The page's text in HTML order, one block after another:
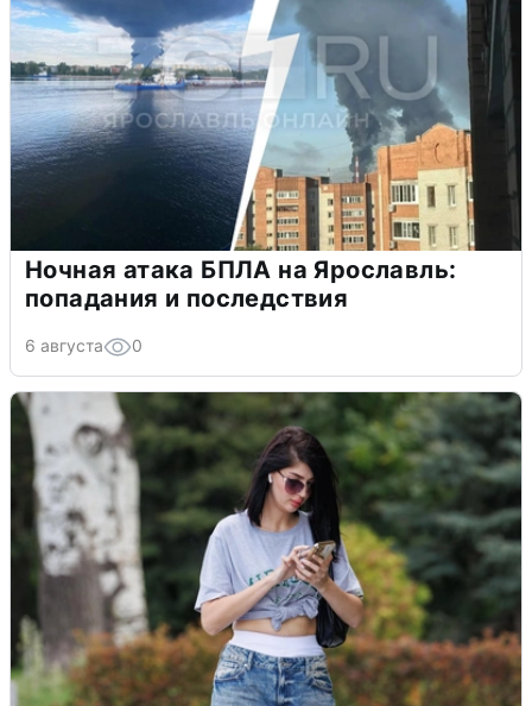
Ночная атака БПЛА на Ярославль:
попадания и последствия
6 августа 0